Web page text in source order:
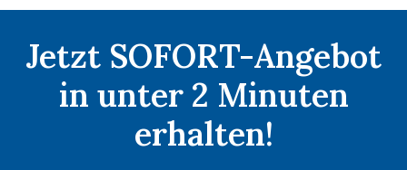
Jetzt SOFORT-Angebot
in unter 2 Minuten
erhalten!